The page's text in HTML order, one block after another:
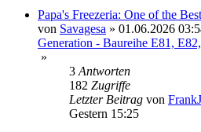
Papa's Freezeria: One of the
von Savagesa » 01.06.2026
Generation - Baureihe E81,
»
3 Antworten
182 Zugriffe
Letzter Beitrag von
Gestern 15:25